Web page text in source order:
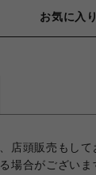
お気に入
店頭販売もし
場合がござい